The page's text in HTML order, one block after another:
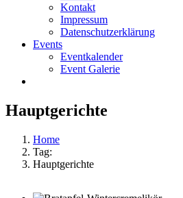
Kontakt
Impressum
Datenschutzerklärung
Events
Eventkalender
Event Galerie
Hauptgerichte
Home
Tag:
Hauptgerichte